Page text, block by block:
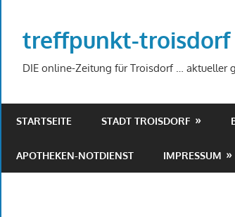
springen
treffpunkt-troisdorf
DIE online-Zeitung für Troisdorf … aktueller
STARTSEITE STADT TROISDORF
APOTHEKEN-NOTDIENST IMPRESSUM